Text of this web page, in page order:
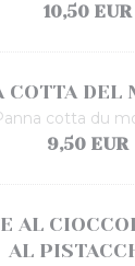
10,50 EUR
COTTA DEL
cotta du
9,50 EUR
AL
AL